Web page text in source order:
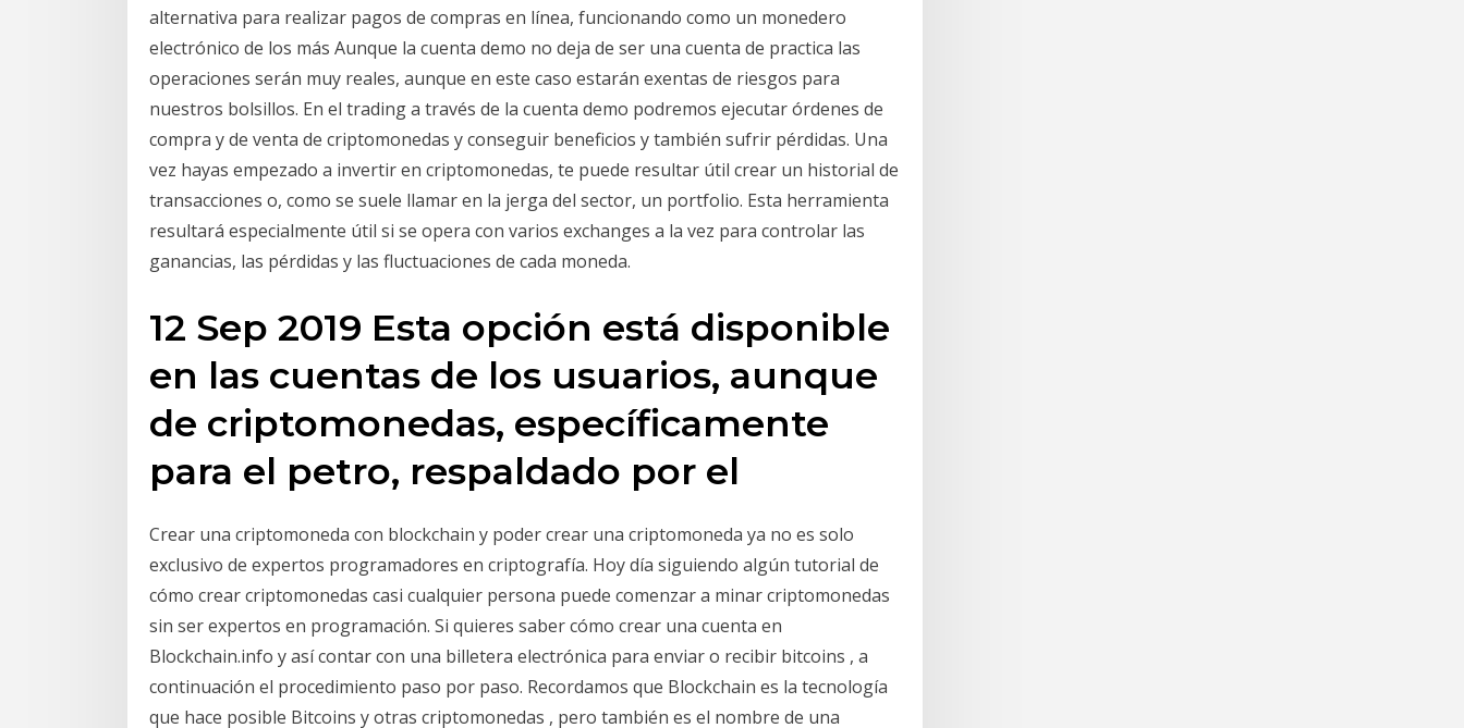
alternativa para realizar pagos de compras en línea, funcionando como un monedero
electrónico de los más Aunque la cuenta demo no deja de ser una cuenta de practica las
operaciones serán muy reales, aunque en este caso estarán exentas de riesgos para
nuestros bolsillos. En el trading a través de la cuenta demo podremos ejecutar órdenes de
compra y de venta de criptomonedas y conseguir beneficios y también sufrir pérdidas. Una
vez hayas empezado a invertir en criptomonedas, te puede resultar útil crear un historial de
transacciones o, como se suele llamar en la jerga del sector, un portfolio. Esta herramienta
resultará especialmente útil si se opera con varios exchanges a la vez para controlar las
ganancias, las pérdidas y las fluctuaciones de cada moneda.
12 Sep 2019 Esta opción está disponible
en las cuentas de los usuarios, aunque
de criptomonedas, específicamente
para el petro, respaldado por el
Crear una criptomoneda con blockchain y poder crear una criptomoneda ya no es solo
exclusivo de expertos programadores en criptografía. Hoy día siguiendo algún tutorial de
cómo crear criptomonedas casi cualquier persona puede comenzar a minar criptomonedas
sin ser expertos en programación. Si quieres saber cómo crear una cuenta en
Blockchain.info y así contar con una billetera electrónica para enviar o recibir bitcoins , a
continuación el procedimiento paso por paso. Recordamos que Blockchain es la tecnología
que hace posible Bitcoins y otras criptomonedas , pero también es el nombre de una